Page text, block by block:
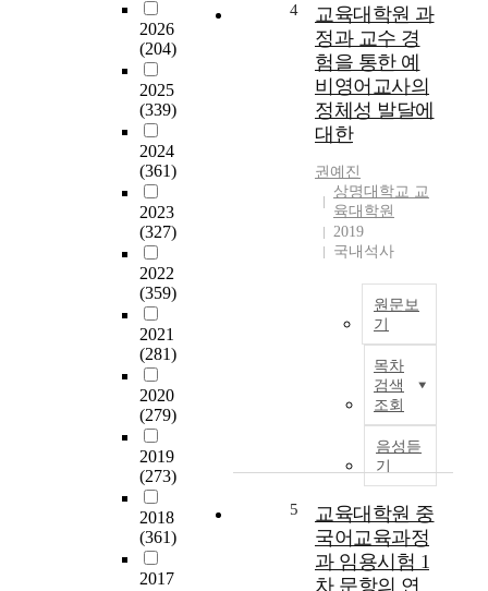
2026
(204)
2025
(339)
2024
(361)
2023
(327)
2022
(359)
2021
(281)
2020
(279)
2019
(273)
2018
(361)
2017
4
교육대학원 과
정과 교수 경
험을 통한 예
비영어교사의
정체성 발달에
대한
권예진
상명대학교 교
육대학원
2019
국내석사
원문보
기
목차
검색
조회
음성듣
기
5
교육대학원 중
국어교육과정
과 임용시험 1
차 문항의 연